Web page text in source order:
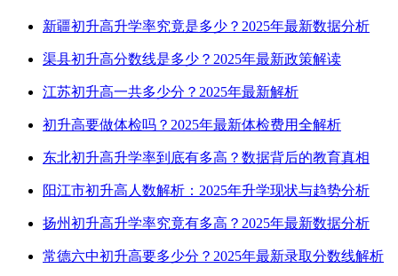
新疆初升高升学率究竟是多少？2025年最新数据分析
渠县初升高分数线是多少？2025年最新政策解读
江苏初升高一共多少分？2025年最新解析
初升高要做体检吗？2025年最新体检费用全解析
东北初升高升学率到底有多高？数据背后的教育真相
阳江市初升高人数解析：2025年升学现状与趋势分析
扬州初升高升学率究竟有多高？2025年最新数据分析
常德六中初升高要多少分？2025年最新录取分数线解析